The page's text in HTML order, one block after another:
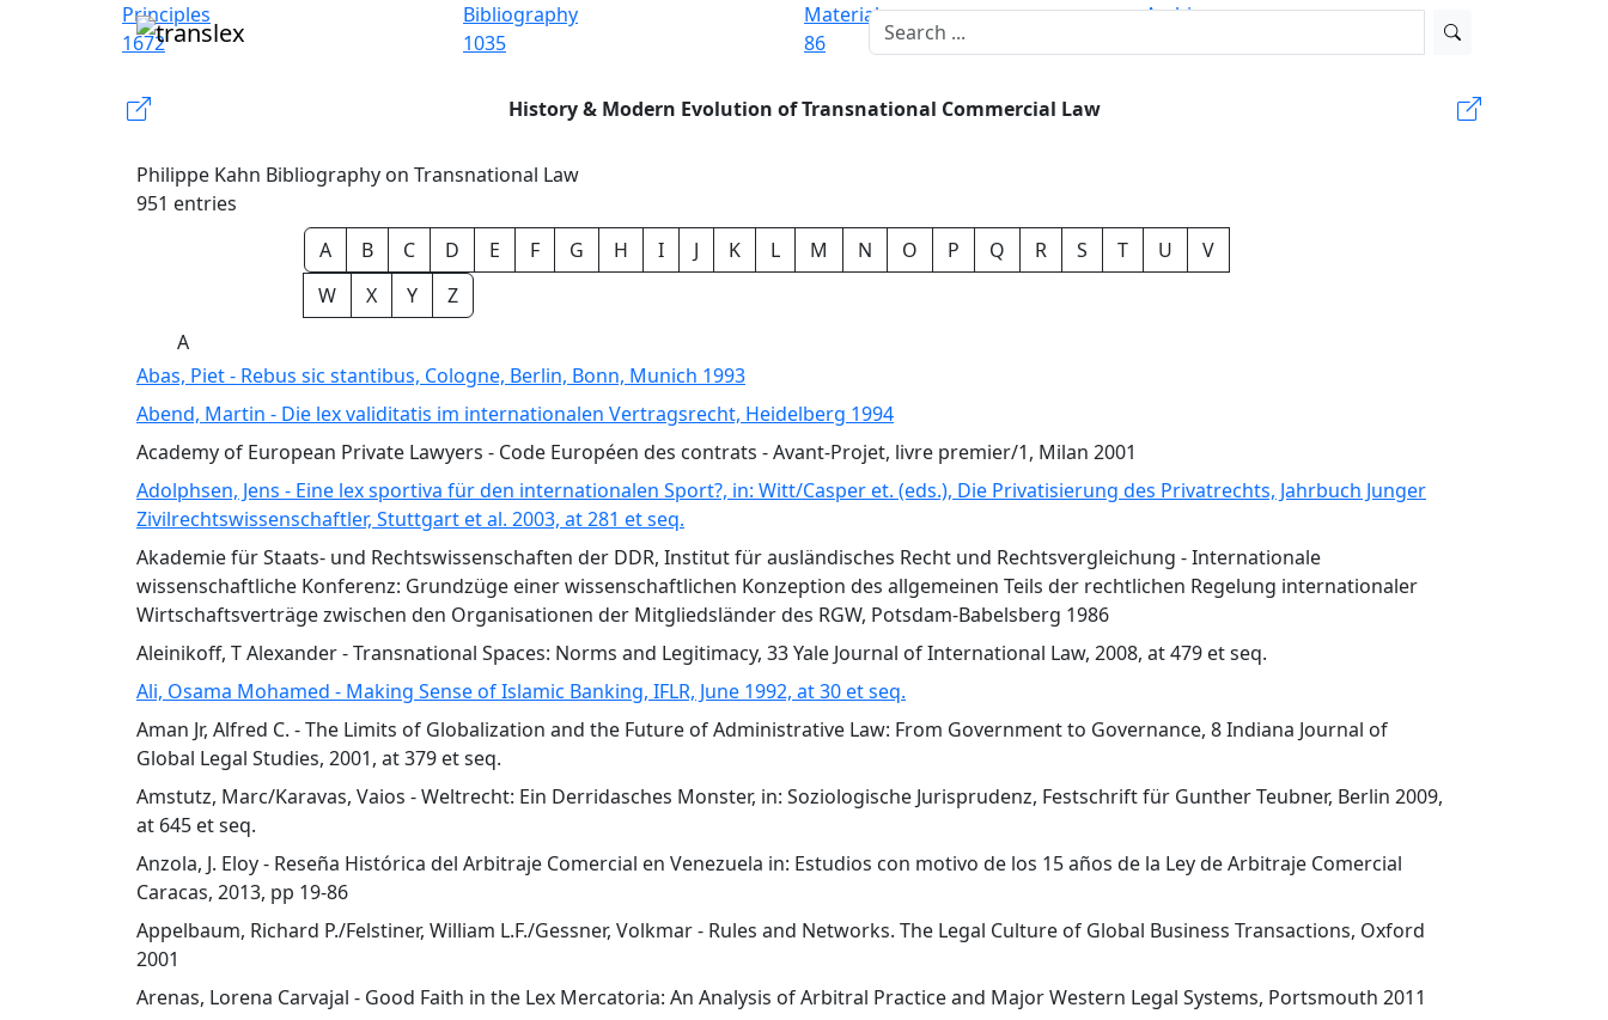
Principles
1672
Bibliography
1035
Materials
86
Archive
History & Modern Evolution of Transnational Commercial Law
Philippe Kahn Bibliography on Transnational Law
951 entries
A
B C D E F G H I J K L M N O P Q R S T U
V
W
X Y
Z
A
Abas, Piet - Rebus sic stantibus, Cologne, Berlin, Bonn, Munich 1993
Abend, Martin - Die lex validitatis im internationalen Vertragsrecht, Heidelberg 1994
Academy of European Private Lawyers - Code Européen des contrats - Avant-Projet, livre premier/1, Milan 2001
Adolphsen, Jens - Eine lex sportiva für den internationalen Sport?, in: Witt/Casper et. (eds.), Die Privatisierung des Privatrechts, Jahrbuch Junger
Zivilrechtswissenschaftler, Stuttgart et al. 2003, at 281 et seq.
Akademie für Staats- und Rechtswissenschaften der DDR, Institut für ausländisches Recht und Rechtsvergleichung - Internationale
wissenschaftliche Konferenz: Grundzüge einer wissenschaftlichen Konzeption des allgemeinen Teils der rechtlichen Regelung internationaler
Wirtschaftsverträge zwischen den Organisationen der Mitgliedsländer des RGW, Potsdam-Babelsberg 1986
Aleinikoff, T Alexander - Transnational Spaces: Norms and Legitimacy, 33 Yale Journal of International Law, 2008, at 479 et seq.
Ali, Osama Mohamed - Making Sense of Islamic Banking, IFLR, June 1992, at 30 et seq.
Aman Jr, Alfred C. - The Limits of Globalization and the Future of Administrative Law: From Government to Governance, 8 Indiana Journal of
Global Legal Studies, 2001, at 379 et seq.
Amstutz, Marc/Karavas, Vaios - Weltrecht: Ein Derridasches Monster, in: Soziologische Jurisprudenz, Festschrift für Gunther Teubner, Berlin 2009,
at 645 et seq.
Anzola, J. Eloy - Reseña Histórica del Arbitraje Comercial en Venezuela in: Estudios con motivo de los 15 años de la Ley de Arbitraje Comercial
Caracas, 2013, pp 19-86
Appelbaum, Richard P./Felstiner, William L.F./Gessner, Volkmar - Rules and Networks. The Legal Culture of Global Business Transactions, Oxford
2001
Arenas, Lorena Carvajal - Good Faith in the Lex Mercatoria: An Analysis of Arbitral Practice and Major Western Legal Systems, Portsmouth 2011